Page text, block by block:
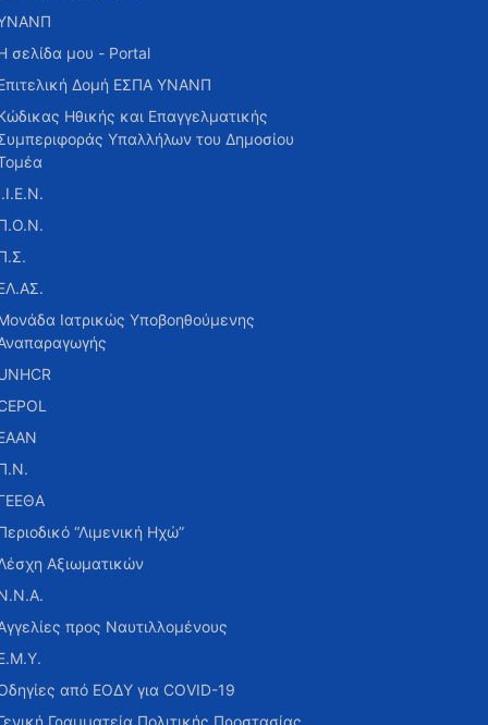
σελίδα μου - Portal
Δομή ΕΣΠΑ ΥΝΑΝΠ
Ηθικής και Επαγγελματικής
Υπαλλήλων του Δημοσίου
Ιατρικώς Υποβοηθούμενης
“Λιμενική Ηχώ”
Αξιωματικών
προς Ναυτιλλομένους
από ΕΟΔΥ για COVID-19
Γραμματεία Πολιτικής Προστασίας